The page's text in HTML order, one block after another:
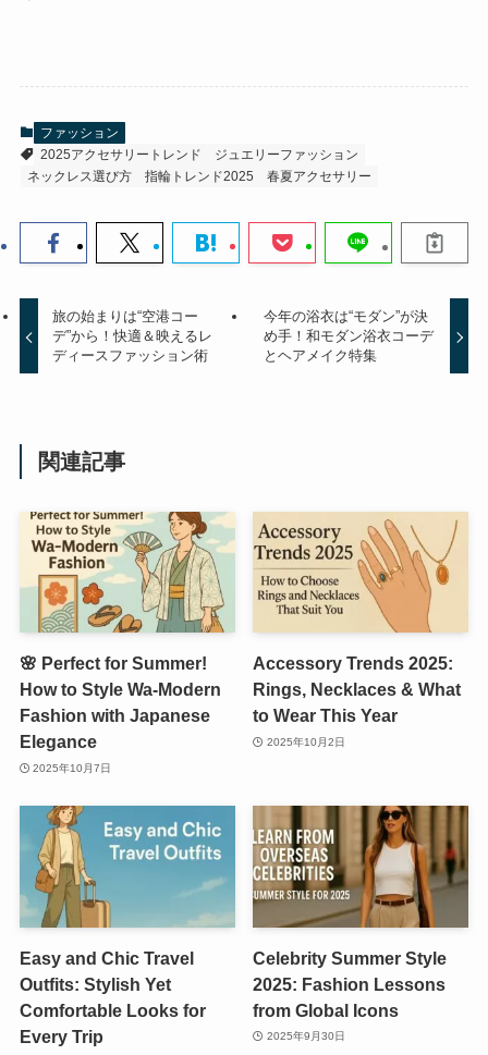
ファッション
2025アクセサリートレンド
ジュエリーファッション
ネックレス選び方
指輪トレンド2025 春夏アクセサリー
旅の始まりは“空港コー
デ”から！快適＆映えるレ
ディースファッション術
今年の浴衣は“モダン”が決
め手！和モダン浴衣コーデ
とヘアメイク特集
関連記事
🌸 Perfect for Summer!
How to Style Wa-Modern
Fashion with Japanese
Elegance
2025年10月7日
Accessory Trends 2025:
Rings, Necklaces & What
to Wear This Year
2025年10月2日
Easy and Chic Travel
Outfits: Stylish Yet
Comfortable Looks for
Every Trip
Celebrity Summer Style
2025: Fashion Lessons
from Global Icons
2025年9月30日